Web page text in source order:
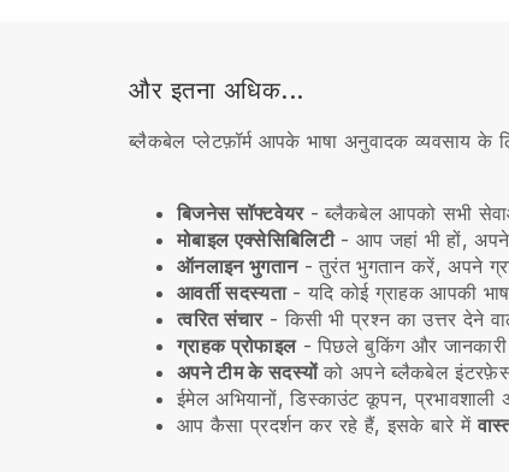
और इतना अधिक...
ब्लैकबेल प्लेटफ़ॉर्म आपके भाषा अनुवादक व्यवसाय
बिजनेस सॉफ्टवेयर- ब्लैकबेल आपको सभी
मोबाइल एक्सेसिबिलिटी- आप जहां भी हों, अपने
ऑनलाइन भुगतान- तुरंत भुगतान करें, अपने
आवर्ती सदस्यता- यदि कोई ग्राहक आपकी
त्वरित संचार- किसी भी प्रश्न का उत्तर देने
ग्राहक प्रोफाइल- पिछले बुकिंग और
अपने टीम के सदस्योंको अपने ब्लैकबेल इंटरफ़ेस
ईमेल अभियानों, डिस्काउंट कूपन, प्रभावशाली
आप कैसा प्रदर्शन कर रहे हैं, इसके बारे में